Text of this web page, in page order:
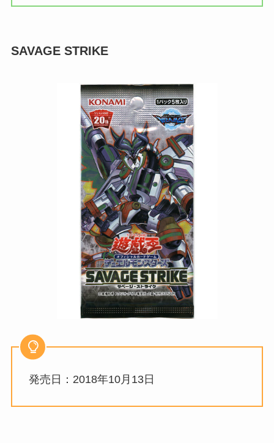
SAVAGE STRIKE
発売日：2018年10月13日